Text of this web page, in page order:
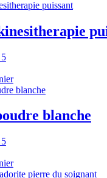
blanche